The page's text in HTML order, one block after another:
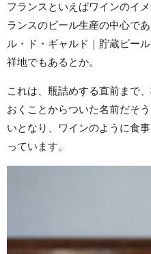
フランスといえばワインのイ
ランスのビール生産の中心で
ル・ド・ギャルド｜貯蔵ビー
祥地でもあるとか。
これは、瓶詰めする直前まで
おくことからついた名前だそ
いとなり、ワインのように食
っています。